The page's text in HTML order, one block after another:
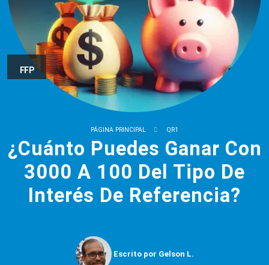
FFP
PÁGINA PRINCIPAL QR1
¿Cuánto Puedes Ganar Con
3000 A 100 Del Tipo De
Interés De Referencia?
Escrito por Gelson L.